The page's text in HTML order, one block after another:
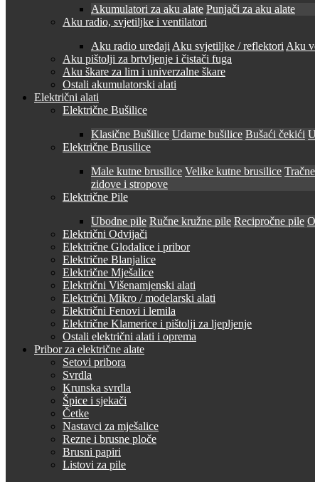
Akumulatori za aku alate Punjači za aku alate
Aku radio, svjetiljke i ventilatori
Aku radio uređaji Aku svjetiljke / reflektori Aku
Aku pištolji za brtvljenje i čistači fuga
Aku škare za lim i univerzalne škare
Ostali akumulatorski alati
Električni alati
Električne Bušilice
Klasične Bušilice Udarne bušilice Bušaći čekići
Električne Brusilice
Male kutne brusilice Velike kutne brusilice
zidove i stropove
Električne Pile
Ubodne pile Ručne kružne pile Recipročne pile
Električni Odvijači
Električne Glodalice i pribor
Električne Blanjalice
Električne Mješalice
Električni Višenamjenski alati
Električni Mikro / modelarski alati
Električni Fenovi i lemila
Električne Klamerice i pištolji za ljepljenje
Ostali električni alati i oprema
Pribor za električne alate
Setovi pribora
Svrdla
Krunska svrdla
Špice i sjekači
Četke
Nastavci za mješalice
Rezne i brusne ploče
Brusni papiri
Listovi za pile